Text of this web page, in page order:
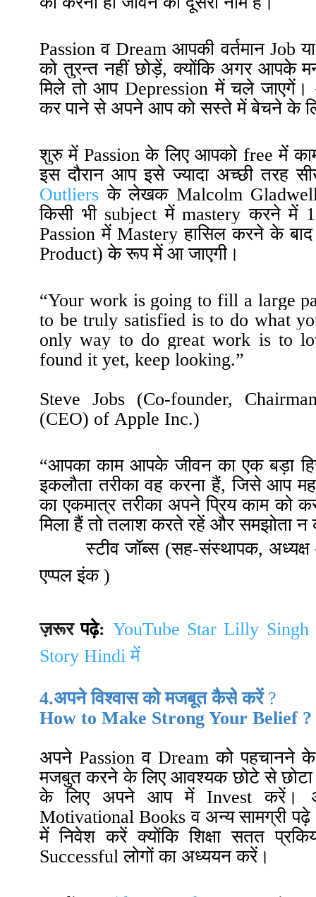
Passion व Dream आपकी वर्तमान Job
को तुरन्त नहींछोड़ें, क्योंकि अगर आपके
मिले तो आप Depression में चले जाएगें ।
कर पाने से अपने आप को सस्ते में बेचने के
शुरु में Passion के लिए आपको free में
इस दौरान आप इसे ज्यादा अच्छी तरह
Outliers के लेखक Malcolm
किसी भी subject में mastery करने में
Passion में Mastery हासिल करने के
Product) के रूप में आ जाएगी।
“Your work is going to fill a large
to be truly satisfied is to do what
only way to do great work is to
found it yet, keep looking.”
SteveJobs (Co-founder, C
(CEO) of Apple Inc.)
“आपका काम आपके जीवन का एक बड़ा
इकलौता तरीका वह करना हैं, जिसे आप
का एकमात्र तरीका अपने प्रिय काम
मिला हैं तो तलाश करते रहें और समझोता
स्टीव जॉब्स (सह-संस्थापक,
एप्पल इंक )
ज़रूर पढ़े: YouTube Star Lilly
Story Hindiमें
4.अपने विश्वास कोमजबूतकैसे करें ?
How to Make Strong Your Belief ?
अपने Passion व Dream को पहचानने
मजबुत करने के लिए आवश्यक छोटे से छोटा
के लिए अपने आप में Invest करें ।
Motivational Books व अन्य सामग्री पढ़े
में निवेश करें क्योंकि शिक्षा सतत
Successful लोगों का अध्ययन करें ।